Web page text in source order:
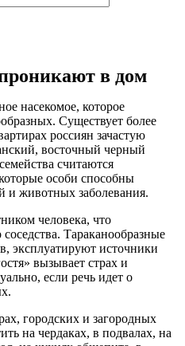
в дом
насекомое, которое
Существует более
россиян зачастую
восточный черный
считаются
особи способны
и животных заболевания.
человека, что
Тараканообразные
эксплуатируют источники
вызывает страх и
если речь идет о
городских и загородных
на чердаках, в подвалах, на